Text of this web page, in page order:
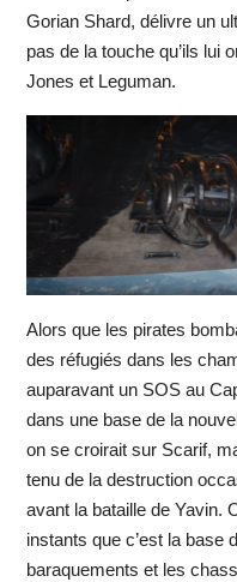
Gorian Shard, délivre un
pas de la touche qu’ils lui
Jones et Leguman.
Alors que les pirates
des réfugiés dans les
auparavant un SOS au
dans une base de la
on se croirait sur Scarif,
tenu de la destruction
avant la bataille de Yavin.
instants que c’est la base
baraquements et les